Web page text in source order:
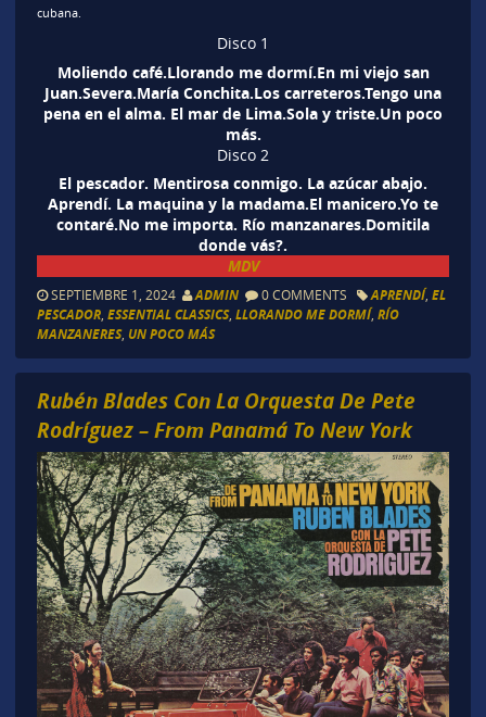
cubana.
Disco 1
Moliendo café.Llorando me dormí.En mi viejo san
Juan.Severa.María Conchita.Los carreteros.Tengo una
pena en el alma. El mar de Lima.Sola y triste.Un poco
más.
Disco 2
El pescador. Mentirosa conmigo. La azúcar abajo.
Aprendí. La maquina y la madama.El manicero.Yo te
contaré.No me importa. Río manzanares.Domitila
donde vás?.
MDV
SEPTIEMBRE 1, 2024 ADMIN 0 COMMENTS APRENDÍ, EL
PESCADOR, ESSENTIAL CLASSICS, LLORANDO ME DORMÍ, RÍO
MANZANERES, UN POCO MÁS
Rubén Blades Con La Orquesta De Pete
Rodríguez – From Panamá To New York